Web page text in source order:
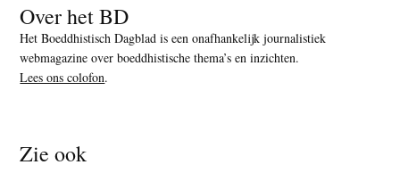
Over het BD
Het Boeddhistisch Dagblad is een onafhankelijk journalistiek
webmagazine over boeddhistische thema’s en inzichten.
Lees ons colofon.
Zie ook